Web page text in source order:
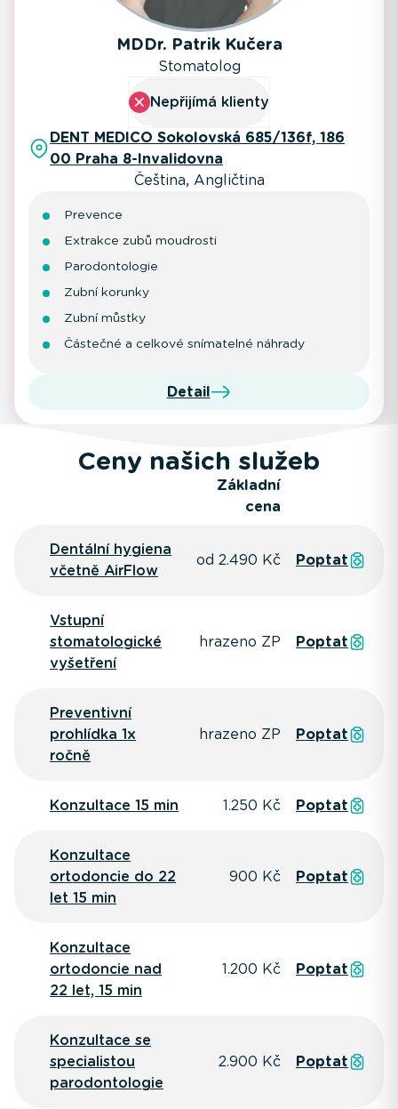
MDDr. Patrik Kučera
Stomatolog
Nepřijímá klienty
DENT MEDICO Sokolovská 685/136f, 186
00 Praha 8-Invalidovna
Čeština, Angličtina
Prevence
Extrakce zubů moudrosti
Parodontologie
Zubní korunky
Zubní můstky
Částečné a celkové snímatelné náhrady
Detail
Ceny našich služeb
Základní
cena
Dentální hygiena
včetně AirFlow
od 2.490 Kč Poptat
Vstupní
stomatologické
vyšetření
hrazeno ZP Poptat
Preventivní
prohlídka 1x
ročně
hrazeno ZP Poptat
Konzultace 15 min 1.250 Kč Poptat
Konzultace
ortodoncie do 22
let 15 min
900 Kč Poptat
Konzultace
ortodoncie nad
22 let, 15 min
1.200 Kč Poptat
Konzultace se
specialistou
parodontologie
2.900 Kč Poptat